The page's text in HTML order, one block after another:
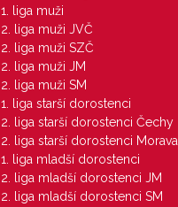
1. liga muži
2. liga muži JVČ
2. liga muži SZČ
2. liga muži JM
2. liga muži SM
1. liga starší dorostenci
2. liga starší dorostenci Čechy
2. liga starší dorostenci Morava
1. liga mladší dorostenci
2. liga mladší dorostenci JM
2. liga mladší dorostenci SM